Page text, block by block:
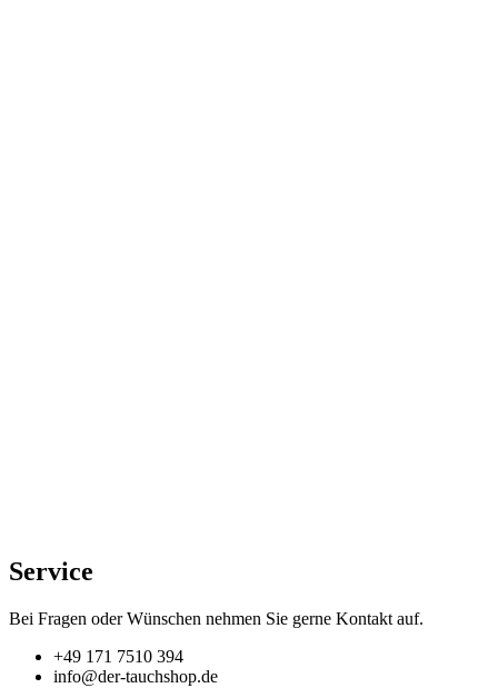
Service
Bei Fragen oder Wünschen nehmen Sie gerne Kontakt auf.
+49 171 7510 394
info@der-tauchshop.de